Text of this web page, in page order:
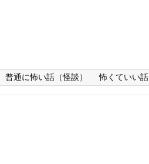
普通に怖い話（怪談） 怖くていい話